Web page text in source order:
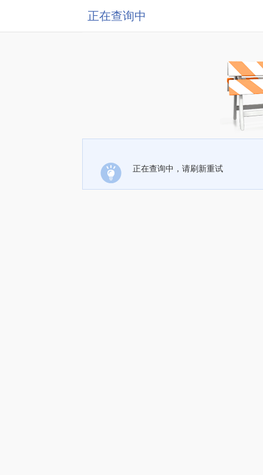
正在查询中
正在查询中，请刷新重试